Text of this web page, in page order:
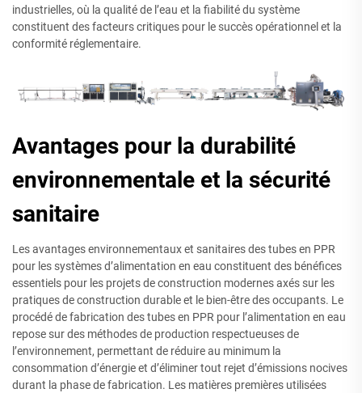
industrielles, où la qualité de l’eau et la fiabilité du système
constituent des facteurs critiques pour le succès opérationnel et la
conformité réglementaire.
Avantages pour la durabilité
environnementale et la sécurité
sanitaire
Les avantages environnementaux et sanitaires des tubes en PPR
pour les systèmes d’alimentation en eau constituent des bénéfices
essentiels pour les projets de construction modernes axés sur les
pratiques de construction durable et le bien-être des occupants. Le
procédé de fabrication des tubes en PPR pour l’alimentation en eau
repose sur des méthodes de production respectueuses de
l’environnement, permettant de réduire au minimum la
consommation d’énergie et d’éliminer tout rejet d’émissions nocives
durant la phase de fabrication. Les matières premières utilisées